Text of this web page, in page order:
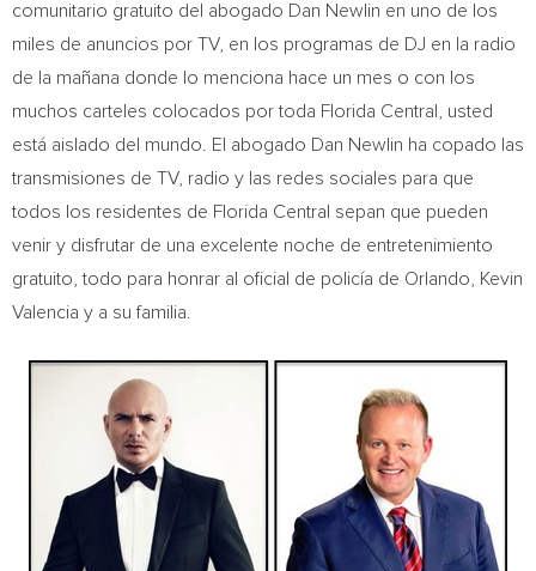
comunitario gratuito del abogado Dan Newlin en uno de los
miles de anuncios por TV, en los programas de DJ en la radio
de la mañana donde lo menciona hace un mes o con los
muchos carteles colocados por toda Florida Central, usted
está aislado del mundo. El abogado Dan Newlin ha copado las
transmisiones de TV, radio y las redes sociales para que
todos los residentes de Florida Central sepan que pueden
venir y disfrutar de una excelente noche de entretenimiento
gratuito, todo para honrar al oficial de policía de Orlando
Kevin
Valencia y a su familia.